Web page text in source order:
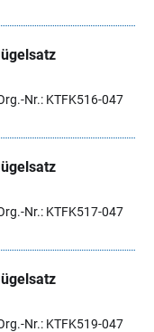
Nr.: KTFK516-047
Nr.: KTFK517-047
Nr.: KTFK519-047